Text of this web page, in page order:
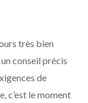
très bien
conseil précis
de
c’est le moment